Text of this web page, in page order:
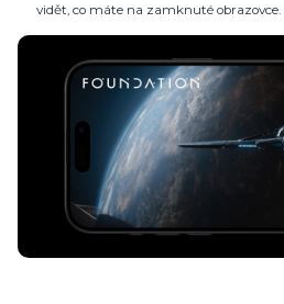
vidět, co máte na zamknuté